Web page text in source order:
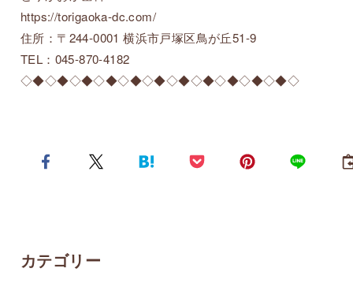
https://torigaoka-dc.com/
住所：〒244-0001 横浜市戸塚区鳥が丘51-9
TEL：045-870-4182
◇◆◇◆◇◆◇◆◇◆◇◆◇◆◇◆◇◆◇◆◇◆◇
カテゴリー